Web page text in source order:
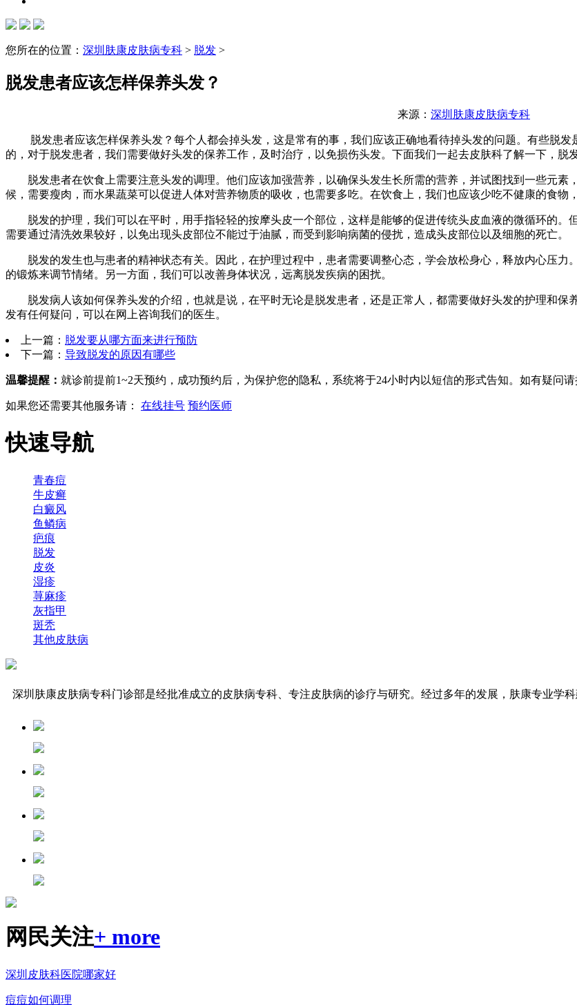
您所在的位置： 深圳肤康皮肤病专科 > 脱发 >
脱发患者应该怎样保养头发？
来源： 深圳肤康皮肤病专科
脱发患者应该怎样保养头发？每个人都会掉头发，这是常有的事，我们应该正确地看待掉头发的问题。有些脱发
的，对于脱发患者，我们需要做好头发的保养工作，及时治疗，以免损伤头发。下面我们一起去皮肤科了解一下，脱
脱发患者在饮食上需要注意头发的调理。他们应该加强营养，以确保头发生长所需的营养，并试图找到一些元素
候，需要瘦肉，而水果蔬菜可以促进人体对营养物质的吸收，也需要多吃。在饮食上，我们也应该少吃不健康的食物
脱发的护理，我们可以在平时，用手指轻轻的按摩头皮一个部位，这样是能够的促进传统头皮血液的微循环的。
需要通过清洗效果较好，以免出现头皮部位不能过于油腻，而受到影响病菌的侵扰，造成头皮部位以及细胞的死亡。
脱发的发生也与患者的精神状态有关。因此，在护理过程中，患者需要调整心态，学会放松身心，释放内心压力
的锻炼来调节情绪。另一方面，我们可以改善身体状况，远离脱发疾病的困扰。
脱发病人该如何保养头发的介绍，也就是说，在平时无论是脱发患者，还是正常人，都需要做好头发的护理和保
发有任何疑问，可以在网上咨询我们的医生。
上一篇： 脱发要从哪方面来进行预防
下一篇： 导致脱发的原因有哪些
温馨提醒： 就诊前提前1~2天预约，成功预约后，为保护您的隐私，系统将于24小时内以短信的形式告知。如有疑问
如果您还需要其他服务请： 在线挂号 预约医师
快速导航
青春痘
牛皮癣
白癜风
鱼鳞病
疤痕
脱发
皮炎
湿疹
荨麻疹
灰指甲
斑秃
其他皮肤病
深圳肤康皮肤病专科门诊部是经批准成立的皮肤病专科、专注皮肤病的诊疗与研究。经过多年的发展，肤康专业学
网民关注+ more
深圳皮肤科医院哪家好
痘痘如何调理